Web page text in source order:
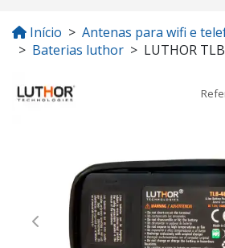
Início
Antenas para wifi e
Baterias luthor
LUTHOR
Previous